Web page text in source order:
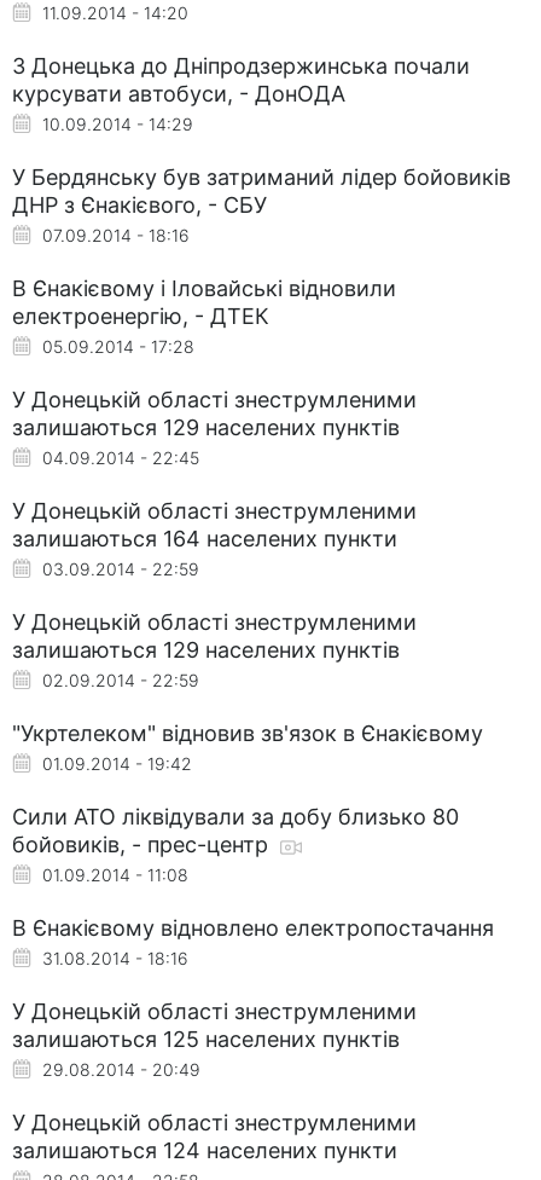
11.09.2014 - 14:20
З Донецька до Дніпродзержинська почали
курсувати автобуси, - ДонОДА
10.09.2014 - 14:29
У Бердянську був затриманий лідер бойовиків
ДНР з Єнакієвого, - СБУ
07.09.2014 - 18:16
В Єнакієвому і Іловайські відновили
електроенергію, - ДТЕК
05.09.2014 - 17:28
У Донецькій області знеструмленими
залишаються 129 населених пунктів
04.09.2014 - 22:45
У Донецькій області знеструмленими
залишаються 164 населених пункти
03.09.2014 - 22:59
У Донецькій області знеструмленими
залишаються 129 населених пунктів
02.09.2014 - 22:59
"Укртелеком" відновив зв'язок в Єнакієвому
01.09.2014 - 19:42
Сили АТО ліквідували за добу близько 80
бойовиків, - прес-центр
01.09.2014 - 11:08
В Єнакієвому відновлено електропостачання
31.08.2014 - 18:16
У Донецькій області знеструмленими
залишаються 125 населених пунктів
29.08.2014 - 20:49
У Донецькій області знеструмленими
залишаються 124 населених пункти